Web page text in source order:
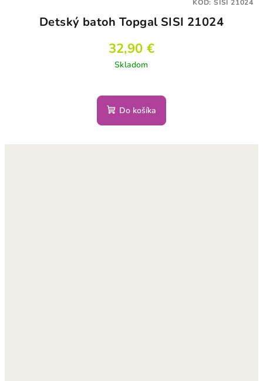
Detský batoh Topgal SISI 21024
32,90 €
Skladom
Do košíka
KÓD: SISI 21024